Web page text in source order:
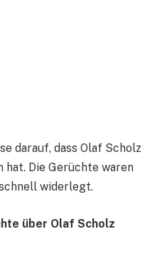
darauf, dass Olaf Scholz
Die Gerüchte waren
widerlegt.
über Olaf Scholz